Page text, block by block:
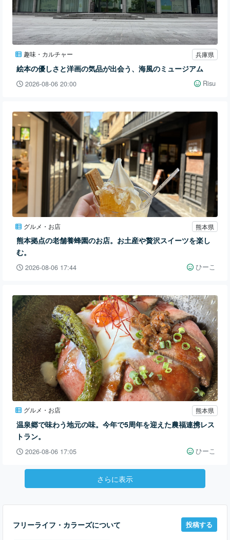
趣味・カルチャー 兵庫県
絵本の優しさと洋画の気品が出会う、海風のミュージアム
2026-08-06 20:00 Risu
グルメ・お店 熊本県
熊本拠点の老舗養蜂園のお店。お土産や贅沢スイーツを楽し
む。
2026-08-06 17:44 ひーこ
グルメ・お店 熊本県
温泉郷で味わう地元の味。今年で5周年を迎えた農福連携レス
トラン。
2026-08-06 17:05 ひーこ
さらに表示
フリーライフ・カラーズについて 投稿する